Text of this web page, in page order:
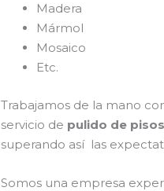
Madera
Mármol
Mosaico
Etc.
Trabajamos de la mano
servicio de pulido de
superando así las
Somos una empresa